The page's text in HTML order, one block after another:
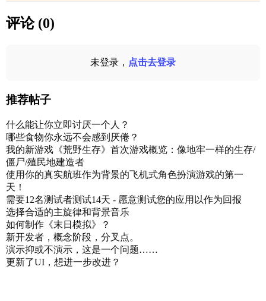
评论 (0)
未登录， 点击去登录
推荐帖子
什么能让你立即讨厌一个人？
哪些食物你永远不会感到厌倦？
我的新游戏《荒野生存》首次游戏概览：像地牢一样的生存/
僵尸/殖民地建造者
使用你的真实航班作为背景的飞机式角色扮演游戏的第一
天！
需要12名测试者测试14天 - 愿意测试您的应用以作为回报
选择合适的主旋律和背景音乐
如何制作《末日模拟》？
新开发者，概念阶段，分叉点。
演示抑或不演示，这是一个问题……
更新了UI，想进一步改进？